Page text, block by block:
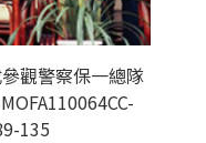
觀警察保一總隊
135